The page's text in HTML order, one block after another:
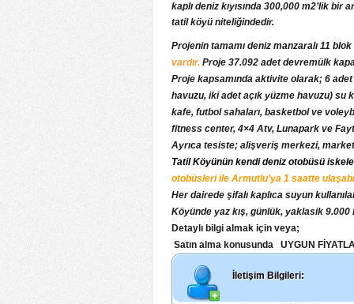
kaplı deniz kıyısında 300,000 m2’lik
tatil köyü niteliğindedir.
Projenin tamamı deniz manzaralı 11
vardır. Proje 37.092 adet devremülk
Proje kapsamında aktivite olarak; 6
havuzu, iki adet açık yüzme havuzu) su
kafe, futbol sahaları, basketbol ve
fitness center, 4×4 Atv, Lunapark ve
Ayrıca tesiste; alişveriş merkezi,
Tatil Köyünün kendi deniz otobüsü
otobüsleri ile Armutlu’ya 1 saatte
Her dairede şifalı kaplıca suyun
Köyünde yaz kış, günlük, yaklasik
Detaylı bilgi almak için veya;
Satın alma konusunda UYGUN
İletişim Bilgileri: